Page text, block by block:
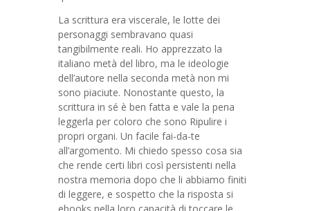
La scrittura era viscerale, le lotte dei
personaggi sembravano quasi
tangibilmente reali. Ho apprezzato la
italiano metà del libro, ma le ideologie
dell’autore nella seconda metà non mi
sono piaciute. Nonostante questo, la
scrittura in sé è ben fatta e vale la pena
leggerla per coloro che sono Ripulire i
propri organi. Un facile fai-da-te
all’argomento. Mi chiedo spesso cosa sia
che rende certi libri così persistenti nella
nostra memoria dopo che li abbiamo finiti
di leggere, e sospetto che la risposta si